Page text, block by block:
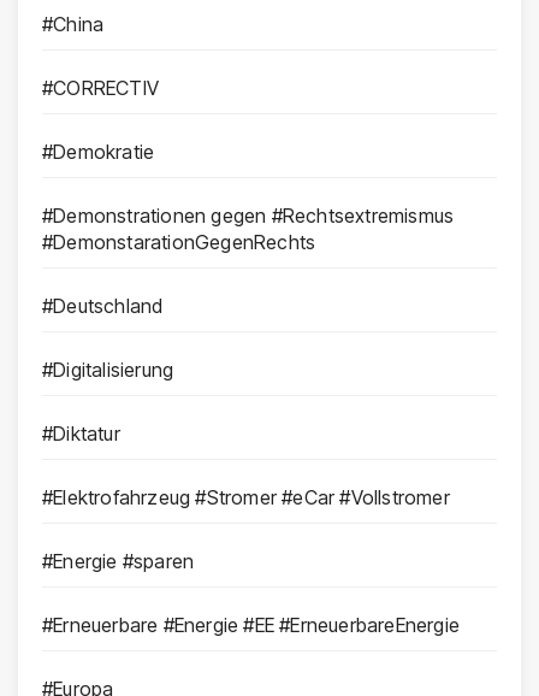
#China
#CORRECTIV
#Demokratie
#Demonstrationen gegen #Rechtsextremismus
#DemonstarationGegenRechts
#Deutschland
#Digitalisierung
#Diktatur
#Elektrofahrzeug #Stromer #eCar #Vollstromer
#Energie #sparen
#Erneuerbare #Energie #EE #ErneuerbareEnergie
#Europa